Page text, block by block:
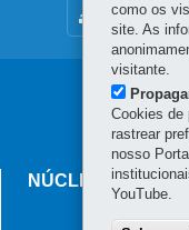
MAPA DO SITE
principal
NÚCLEO
como os
site. As
visitante.
Cookies de
rastrear
nosso
YouTube.